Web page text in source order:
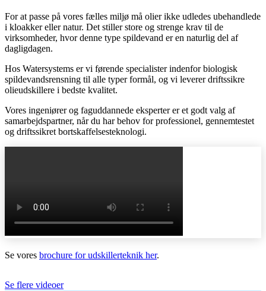
For at passe på vores fælles miljø må olier ikke udledes ubehandlede
i kloakker eller natur. Det stiller store og strenge krav til de
virksomheder, hvor denne type spildevand er en naturlig del af
dagligdagen.
Hos Watersystems er vi førende specialister indenfor biologisk
spildevandsrensning til alle typer formål, og vi leverer driftssikre
olieudskillere i bedste kvalitet.
Vores ingeniører og faguddannede eksperter er et godt valg af
samarbejdspartner, når du har behov for professionel, gennemtestet
og driftssikret bortskaffelsesteknologi.
Se vores brochure for udskillerteknik her.
Se flere videoer